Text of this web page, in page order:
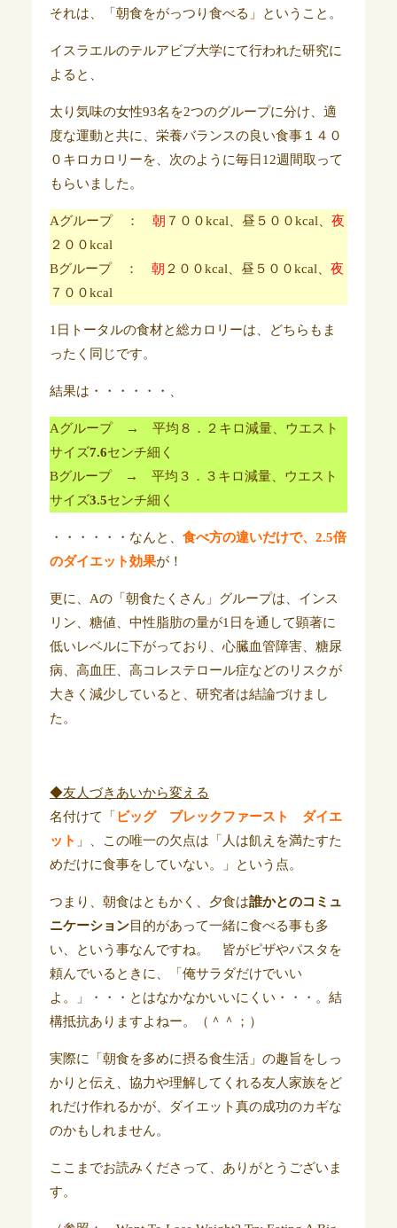
それは、「朝食をがっつり食べる」ということ。
イスラエルのテルアビブ大学にて行われた研究に
よると、
太り気味の女性93名を2つのグループに分け、適
度な運動と共に、栄養バランスの良い食事１４０
０キロカロリーを、次のように毎日 12週間取って
もらいました。
Aグループ ： 朝 ７００kcal、昼５００kcal、 夜
２００kcal
Bグループ ： 朝 ２００kcal、昼５００kcal、 夜
７００kcal
1日トータルの食材と総カロリーは、どちらもま
ったく同じです。
結果は・・・・・・、
Aグループ → 平均８．２キロ減量、ウエスト
サイズ7.6センチ細く
Bグループ → 平均３．３キロ減量、ウエスト
サイズ3.5センチ細く
・・・・・・なんと、 食べ方の違いだけで、2.5倍
のダイエット効果が！
更に、Aの「朝食たくさん」グループは、インス
リン、糖値、中性脂肪の量が1日を通して顕著に
低いレベルに下がっており、心臓血管障害、糖尿
病、高血圧、高コレステロール症などのリスクが
大きく減少していると、研究者は結論づけまし
た。
◆友人づきあいから変える
名付けて「 ビッグ ブレックファースト ダイエ
ット 」、この唯一の欠点は「人は飢えを満たすた
めだけに食事をしていない。」という点。
つまり、朝食はともかく、夕食は誰かとのコミュ
ニケーション目的があって一緒に食べる事も多
い、という事なんですね。 皆がピザやパスタを
頼んでいるときに、「俺サラダだけでいい
よ。」・・・とはなかなかいいにくい・・・。 結
構抵抗ありますよねー。（＾＾；）
実際に「朝食を多めに摂る食生活」の趣旨をしっ
かりと伝え、協力や理解してくれる友人家族をど
れだけ作れるかが、ダイエット真の成功のカギな
のかもしれません。
ここまでお読みくださって、ありがとうございま
す。